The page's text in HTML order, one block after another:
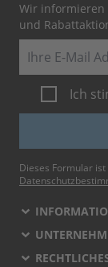
Wir informieren
und
Ich
Dieses Formular